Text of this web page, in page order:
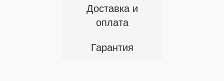
Доставка и
оплата
Гарантия